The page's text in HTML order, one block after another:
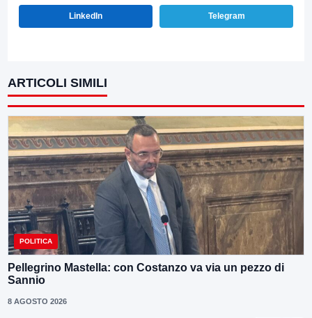
LinkedIn Telegram
ARTICOLI SIMILI
POLITICA
Pellegrino Mastella: con Costanzo va via un pezzo di
Sannio
8 AGOSTO 2026